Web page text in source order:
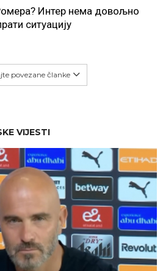
Интер нема довољно
ситуацију
povezane članke
VIJESTI